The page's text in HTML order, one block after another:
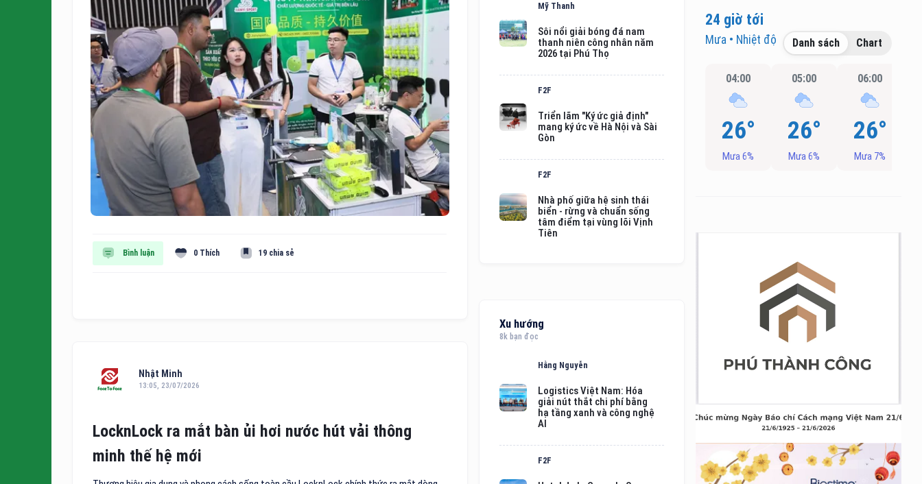
Bình luận 0 Thích 19 chia sẻ
Nhật Minh
13:05, 23/07/2026
LocknLock ra mắt bàn ủi hơi nước hút vải thông
minh thế hệ mới
Mỹ Thanh
Sôi nổi giải bóng đá nam
thanh niên công nhân năm
2026 tại Phú Thọ
F2F
Triển lãm "Ký ức giả định"
mang ký ức về Hà Nội và Sài
Gòn
F2F
Nhà phố giữa hệ sinh thái
biển - rừng và chuẩn sống
tâm điểm tại vùng lõi Vịnh
Tiên
Xu hướng
8k bạn đọc
Hằng Nguyễn
Logistics Việt Nam: Hóa
giải nút thắt chi phí bằng
hạ tầng xanh và công nghệ
AI
F2F
24 giờ tới
Mưa • Nhiệt độ Danh sách Chart
04:00
26°
Mưa 6%
05:00
26°
Mưa 6%
06:00
26°
Mưa 7%